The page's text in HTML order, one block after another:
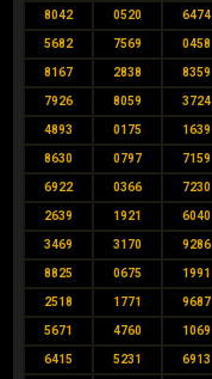
8042 0520 6474
5682 7569 0458
8167 2838 8359
7926 8059 3724
4893 0175 1639
8630 0797 7159
6922 0366 7230
2639 1921 6040
3469 3170 9286
8825 0675 1991
2518 1771 9687
5671 4760 1069
6415 5231 6913